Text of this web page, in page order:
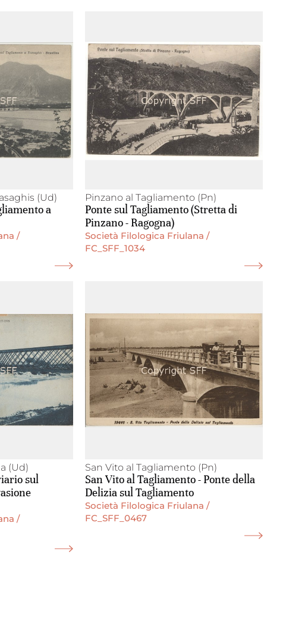
(Ud)
a
/
Pinzano al Tagliamento (Pn)
Ponte sul Tagliamento (Stretta di
Pinzano - Ragogna)
Società Filologica Friulana /
FC_SFF_1034
(Ud)
sul
/
San Vito al Tagliamento (Pn)
San Vito al Tagliamento - Ponte della
Delizia sul Tagliamento
Società Filologica Friulana /
FC_SFF_0467